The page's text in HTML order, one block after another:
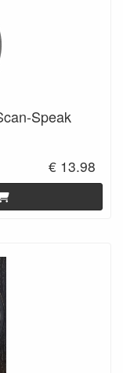
Speak
€ 13.98